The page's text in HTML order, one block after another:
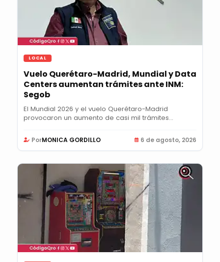
LOCAL
Vuelo Querétaro-Madrid, Mundial y Data
Centers aumentan trámites ante INM:
Segob
El Mundial 2026 y el vuelo Querétaro-Madrid
provocaron un aumento de casi mil trámites
PorMONICA GORDILLO 6 de agosto, 2026